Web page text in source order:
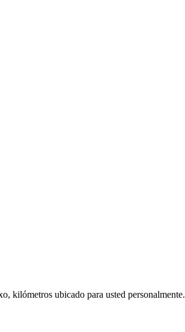
kilómetros ubicado para usted personalmente.